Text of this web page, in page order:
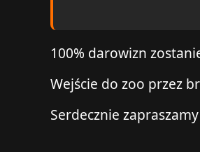
100% darowizn
Wejście do zoo przez
Serdecznie